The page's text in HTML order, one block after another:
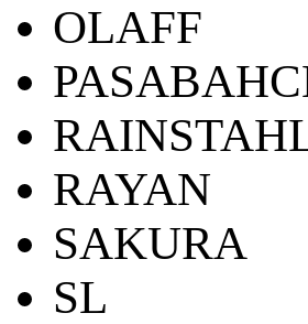
OLAFF
RAYAN
SAKURA
SL